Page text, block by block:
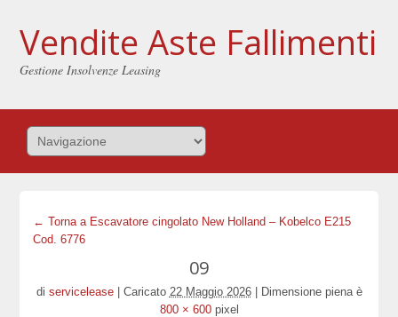
Vendite Aste Fallimenti
Gestione Insolvenze Leasing
← Torna a Escavatore cingolato New Holland – Kobelco E215
Cod. 6776
09
di servicelease Caricato 22 Maggio 2026
Dimensione piena è
800 × 600pixel